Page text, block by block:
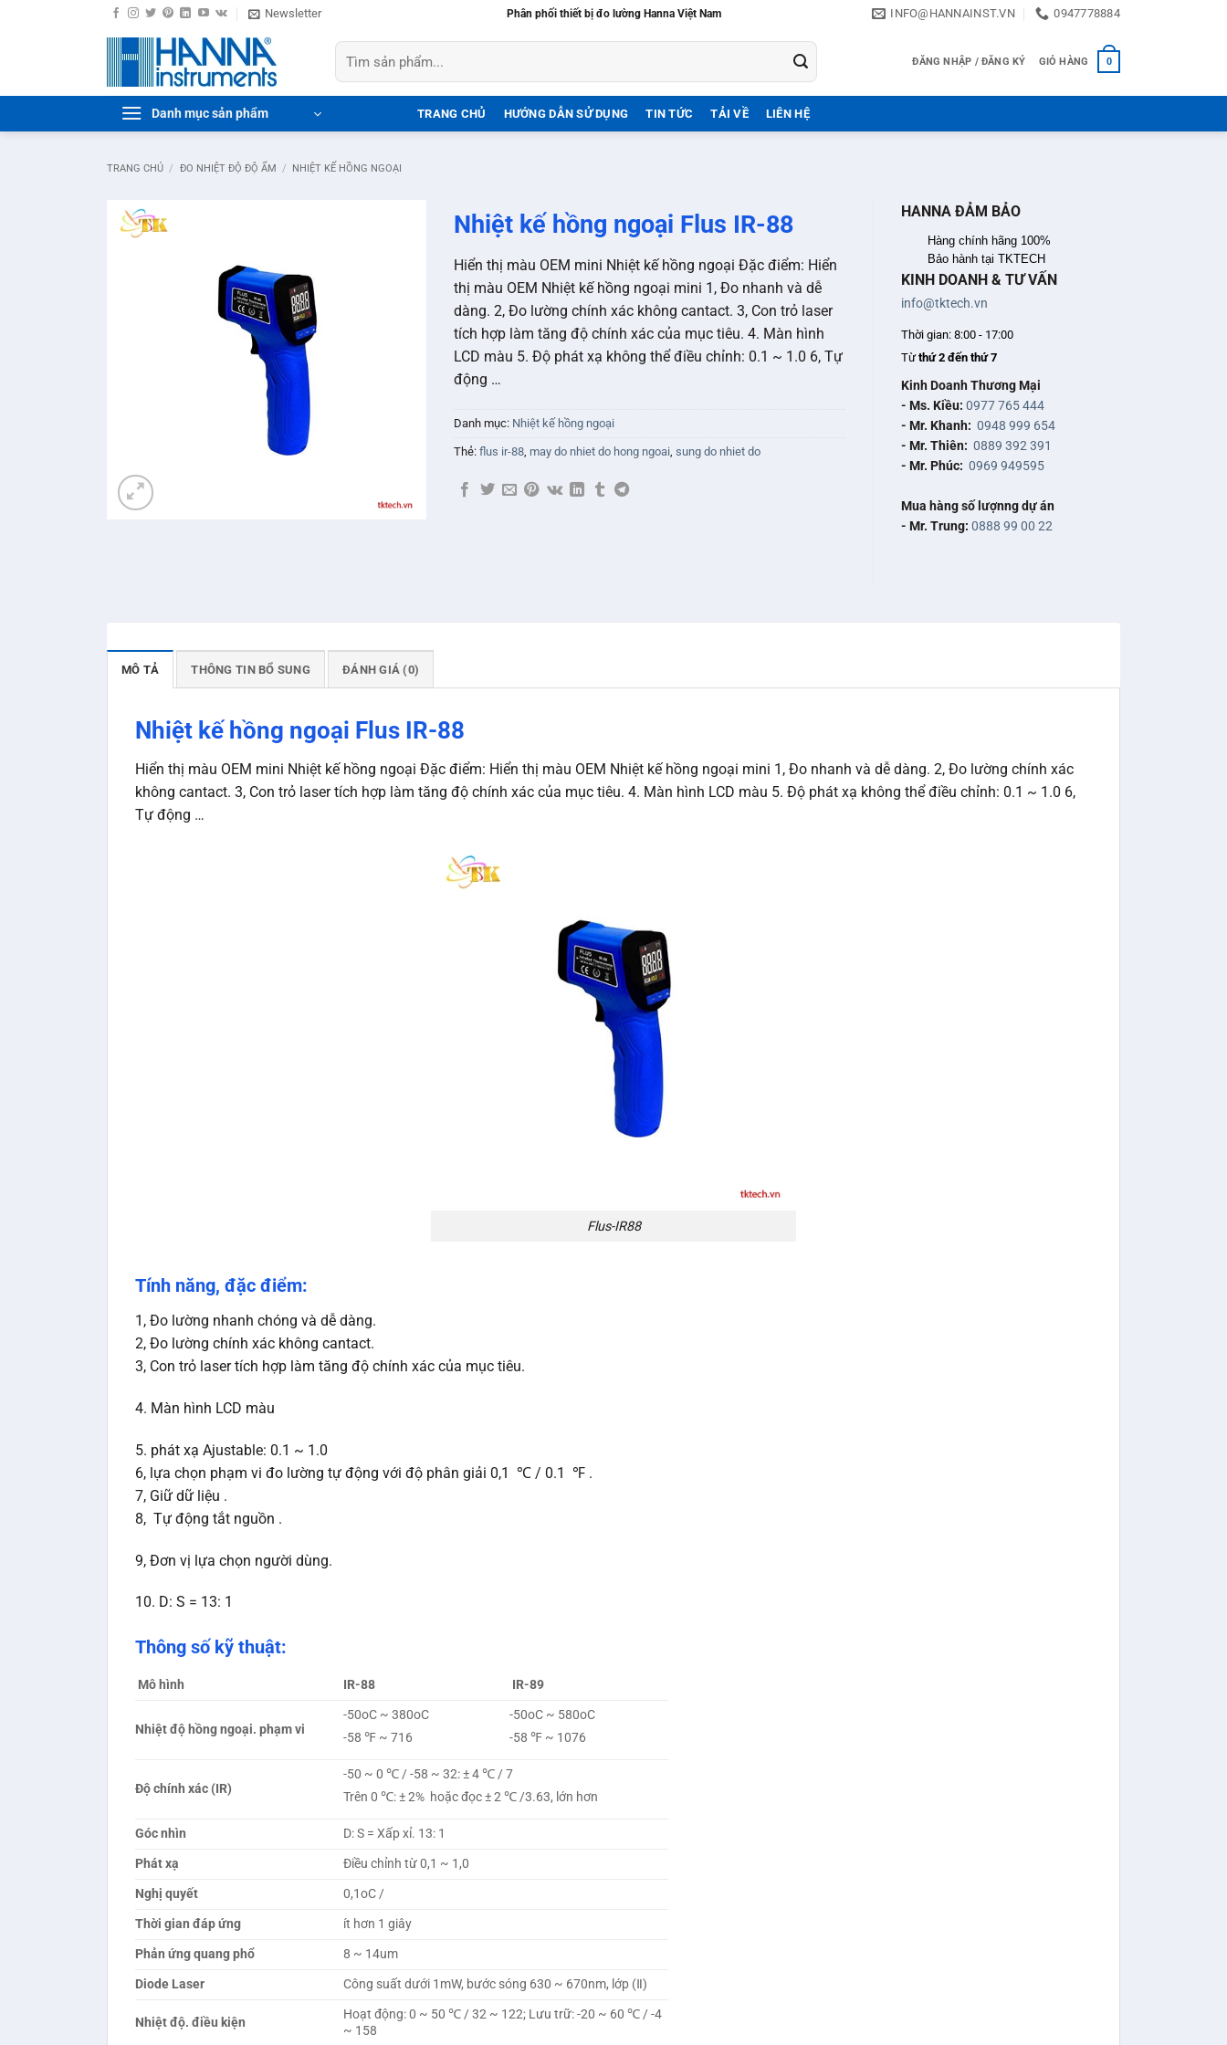
Newsletter Phân phối thiết bị đo lường Hanna Việt Nam INFO@HANNAINST.VN 0947778884
Tìm
kiếm:
ĐĂNG NHẬP / ĐĂNG KÝ GIỎ HÀNG 0
Danh mục sản phẩm TRANG CHỦ HƯỚNG DẪN SỬ DỤNG TIN TỨC TẢI VỀ LIÊN HỆ
TRANG CHỦ / ĐO NHIỆT ĐỘ ĐỘ ẨM / NHIỆT KẾ HỒNG NGOẠI
Nhiệt kế hồng ngoại Flus IR-88
Hiển thị màu OEM mini Nhiệt kế hồng ngoại Đặc điểm: Hiển
thị màu OEM Nhiệt kế hồng ngoại mini 1, Đo nhanh và dễ
dàng. 2, Đo lường chính xác không cantact. 3, Con trỏ laser
tích hợp làm tăng độ chính xác của mục tiêu. 4. Màn hình
LCD màu 5. Độ phát xạ không thể điều chỉnh: 0.1 ~ 1.0 6, Tự
động …
Danh mục: Nhiệt kế hồng ngoại
Thẻ: flus ir-88, may do nhiet do hong ngoai, sung do nhiet do
HANNA ĐẢM BẢO
Hàng chính hãng 100%
Bảo hành tại TKTECH
KINH DOANH & TƯ VẤN
info@tktech.vn
Thời gian: 8:00 - 17:00
Từthứ 2 đến thứ 7
Kinh Doanh Thương Mại
- Ms. Kiều: 0977 765 444
- Mr. Khanh: 0948 999 654
- Mr. Thiên: 0889 392 391
- Mr. Phúc: 0969 949595
Mua hàng số lượnng dự án
- Mr. Trung: 0888 99 00 22
MÔ TẢ THÔNG TIN BỔ SUNG ĐÁNH GIÁ (0)
Nhiệt kế hồng ngoại Flus IR-88
Hiển thị màu OEM mini Nhiệt kế hồng ngoại Đặc điểm: Hiển thị màu OEM Nhiệt kế hồng ngoại mini 1, Đo nhanh và dễ dàng. 2, Đo lường chính xác
không cantact. 3, Con trỏ laser tích hợp làm tăng độ chính xác của mục tiêu. 4. Màn hình LCD màu 5. Độ phát xạ không thể điều chỉnh: 0.1 ~ 1.0 6,
Tự động …
Flus-IR88
Tính năng, đặc điểm:
1, Đo lường nhanh chóng và dễ dàng.
2, Đo lường chính xác không cantact.
3, Con trỏ laser tích hợp làm tăng độ chính xác của mục tiêu.
4. Màn hình LCD màu
5. phát xạ Ajustable: 0.1 ~ 1.0
6, lựa chọn phạm vi đo lường tự động với độ phân giải 0,1 ℃ / 0.1 ℉ .
7, Giữ dữ liệu .
8, Tự động tắt nguồn .
9, Đơn vị lựa chọn người dùng.
10. D: S = 13: 1
Thông số kỹ thuật:
Mô hình IR-88 IR-89
Nhiệt độ hồng ngoại. phạm vi
-50oC ~ 380oC
-58 ℉ ~ 716
-50oC ~ 580oC
-58 ℉ ~ 1076
Độ chính xác (IR)
-50 ~ 0 ℃ / -58 ~ 32: ± 4 ℃ / 7
Trên 0 ℃: ± 2% hoặc đọc ± 2 ℃ /3.63, lớn hơn
Góc nhìn
D: S = Xấp xỉ. 13: 1
Phát xạ
Điều chỉnh từ 0,1 ~ 1,0
Nghị quyết
0,1oC /
Thời gian đáp ứng
ít hơn 1 giây
Phản ứng quang phổ
8 ~ 14um
Diode Laser
Công suất dưới 1mW, bước sóng 630 ~ 670nm, lớp (Ⅱ)
Nhiệt độ. điều kiện
Hoạt động: 0 ~ 50 ℃ / 32 ~ 122; Lưu trữ: -20 ~ 60 ℃ / -4
~ 158